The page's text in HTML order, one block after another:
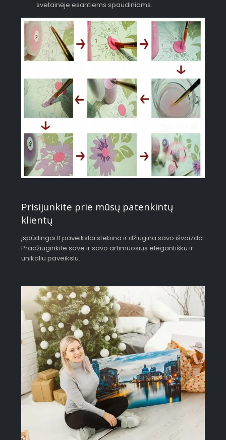
svetainėje esantiems spaudiniams.
Prisijunkite prie mūsų patenkintų
klientų
Įspūdingai.lt paveikslai stebina ir džiugina savo išvaizda.
Pradžiuginkite save ir savo artimuosius elegantišku ir
unikaliu paveikslu.